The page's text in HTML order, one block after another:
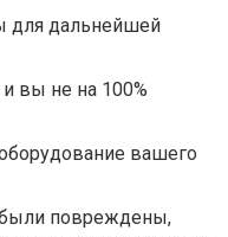
для дальнейшей
вы не на 100%
вашего
повреждены,